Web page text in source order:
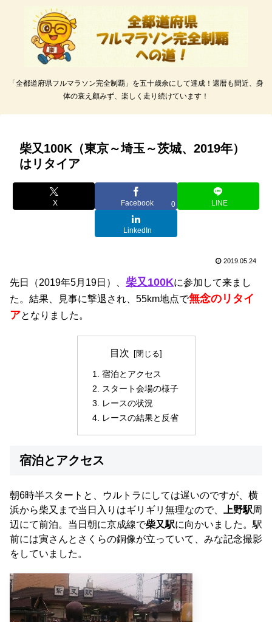
「全都道府県フルマラソン完全制覇」を五十歳余にして達成！還暦も間近、身
体の衰え顧みず、楽しく走り続けています！
柴又100K（東京～埼玉～茨城、2019年）
はリタイア
X Facebook 0 LINE
LinkedIn
2019.05.24
先日（2019年5月19日）、 柴又100Kに参加して来まし
た。結果、見事に撃退され、55km地点で無念のリタイ
アとなりました。
目次
宿泊とアクセス
スタート会場の様子
レースの状況
レースの結果と反省
宿泊とアクセス
朝6時半スタートと、ウルトラにしては遅いのですが、横
浜から柴又まで当日入りはギリギリ無理なので、 上野駅周
辺にて前泊。当日朝に京成線で柴又駅に向かいました。駅
前には寅さんとさくらの銅像が立っていて、みな記念撮影
をしていました。